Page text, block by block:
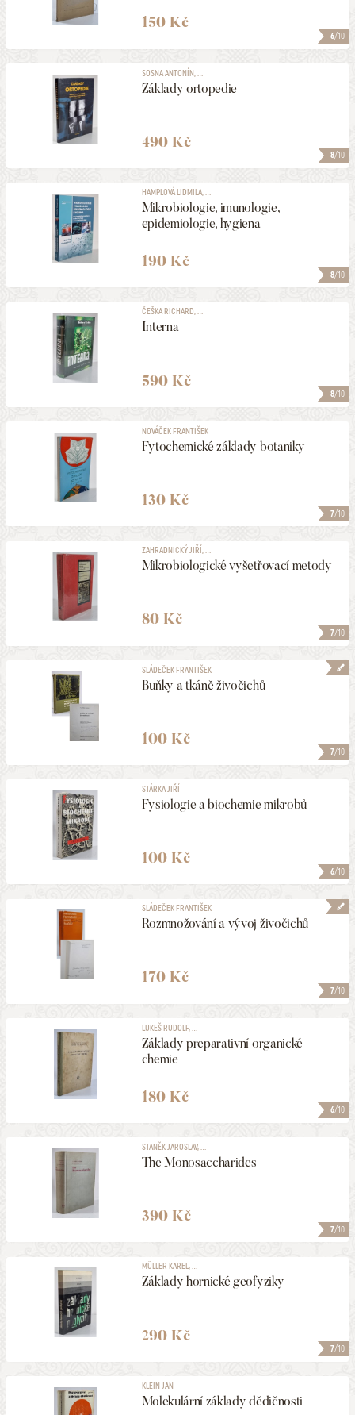
6/10
150 Kč
8/10
SOSNA ANTONÍN, ...
Základy ortopedie
490 Kč
8/10
HAMPLOVÁ LIDMILA, ...
Mikrobiologie, imunologie,
epidemiologie, hygiena
190 Kč
8/10
ČEŠKA RICHARD, ...
Interna
590 Kč
7/10
NOVÁČEK FRANTIŠEK
Fytochemické základy botaniky
130 Kč
7/10
ZAHRADNICKÝ JIŘÍ, ...
Mikrobiologické vyšetřovací metody
80 Kč
7/10
SLÁDEČEK FRANTIŠEK
Buňky a tkáně živočichů
100 Kč
6/10
STÁRKA JIŘÍ
Fysiologie a biochemie mikrobů
100 Kč
7/10
SLÁDEČEK FRANTIŠEK
Rozmnožování a vývoj živočichů
170 Kč
6/10
LUKEŠ RUDOLF, ...
Základy preparativní organické
chemie
180 Kč
7/10
STANĚK JAROSLAV, ...
The Monosaccharides
390 Kč
7/10
MÜLLER KAREL, ...
Základy hornické geofyziky
290 Kč
KLEIN JAN
Molekulární základy dědičnosti